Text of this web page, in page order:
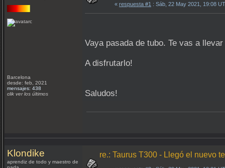
Barcelona
desde: feb, 2021
mensajes: 438
clik ver los últimos
« respuesta #1 : Sáb, 22 May 2021, 19:08
Vaya pasada de tubo. Te vas a
A disfrutarlo!
Saludos!
Klondike
aprendiz de todo y maestro de
re.: Taurus T300 - Llegó el nuevo